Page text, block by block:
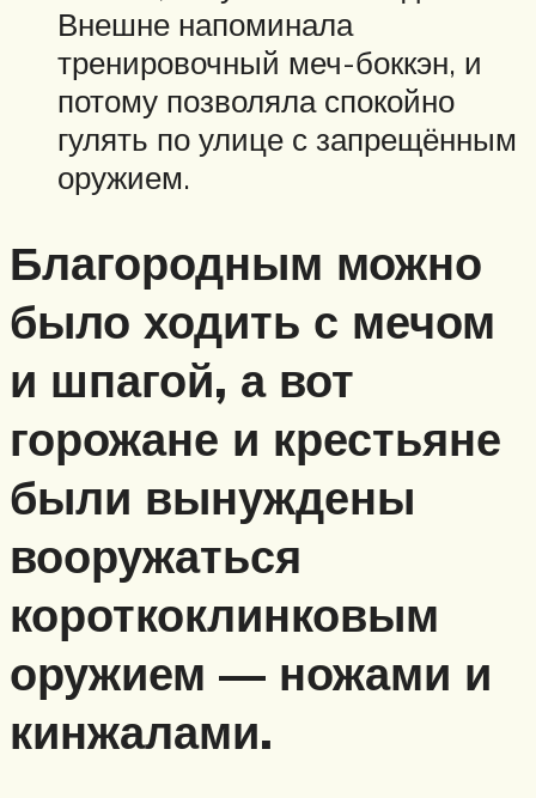
Внешне напоминала
тренировочный меч-боккэн, и
потому позволяла спокойно
гулять по улице с запрещённым
оружием.
Благородным можно
было ходить с мечом
и шпагой, а вот
горожане и крестьяне
были вынуждены
вооружаться
короткоклинковым
оружием — ножами и
кинжалами.